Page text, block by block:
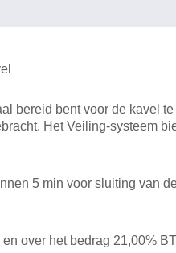
bereid bent voor de kavel
Het Veiling-systeem
5 min voor sluiting van
over het bedrag 21,00%